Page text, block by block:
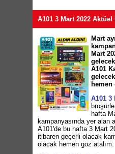
A101 3 Mart 2022
Mart
Mart
A101
hemen
A101 3
hafta
kampanyasında yer alan
A101'de bu hafta 3 Mart
itibaren geçerli olacak
olacak hemen göz atalım.